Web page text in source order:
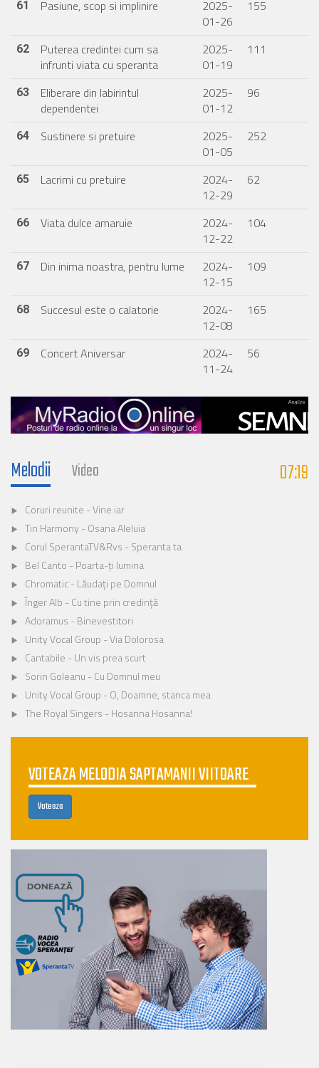
61 Pasiune, scop si implinire
2025-
01-26
155
62
Puterea credintei cum sa
infrunti viata cu speranta
2025-
01-19
111
63
Eliberare din labirintul
dependentei
2025-
01-12
96
64 Sustinere si pretuire
2025-
01-05
252
65 Lacrimi cu pretuire
2024-
12-29
62
66 Viata dulce amaruie
2024-
12-22
104
67 Din inima noastra, pentru lume
2024-
12-15
109
68 Succesul este o calatorie
2024-
12-08
165
69 Concert Aniversar
2024-
11-24
56
Melodii Video 07:19
Coruri reunite - Vine iar
Tin Harmony - Osana Aleluia
Corul SperantaTV&Rvs - Speranta ta
Bel Canto - Poarta-ți lumina
Chromatic - Lăudați pe Domnul
Înger Alb - Cu tine prin credință
Adoramus - Binevestitori
Unity Vocal Group - Via Dolorosa
Cantabile - Un vis prea scurt
Sorin Goleanu - Cu Domnul meu
Unity Vocal Group - O, Doamne, stanca mea
The Royal Singers - Hosanna Hosanna!
VOTEAZA MELODIA SAPTAMANII VIITOARE
Voteaza